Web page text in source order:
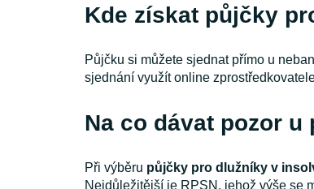
Kde získat půjčky
Půjčku si můžete sjednat přímo u
sjednání využít online
Na co dávat pozor
Při výběru půjčky pro dlužníky v
Nejdůležitější je RPSN, jehož výše se